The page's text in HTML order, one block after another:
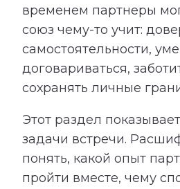
временем партнеры
союз чему-то учит:
самостоятельности,
договариваться,
сохранять личные
Этот раздел
задачи встречи.
понять, какой опыт
пройти вместе, чему